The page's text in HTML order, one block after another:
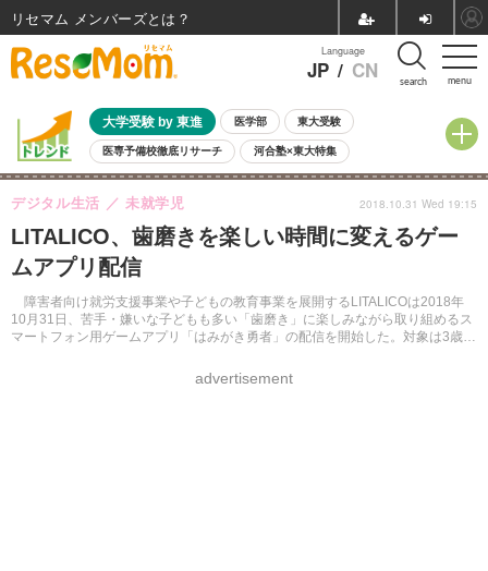
menu
Language
JP / CN search
大学受験 by 東進 医学部 東大受験
医専予備校徹底リサーチ 河合塾×東大特集
親子で考える大学選び 高校受験 中学受験 小学校受験
共通テスト 夏休み 8月開催学校説明会・相談会
8月開催イベント・WS 全国公立高校 過去問 人気記事
自由研究教材（小学生向け）
LITALICO、歯磨きを楽しい時間に変えるゲー
ムアプリ配信
障害者向け就労支援事業や子どもの教育事業を展開するLITALICOは2018年
10月31日、苦手・嫌いな子どもも多い「歯磨き」に楽しみながら取り組めるス
マートフォン用ゲームアプリ「はみがき勇者」の配信を開始した。対象は3歳以
デジタル生活 未就学児
advertisement
2018.10.31 Wed 19:15
リセマム メンバーズ